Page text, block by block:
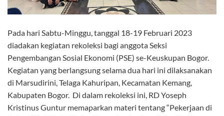
Pada hari Sabtu-Minggu, tanggal 18-19 Februari 2023
diadakan kegiatan rekoleksi bagi anggota Seksi
Pengembangan Sosial Ekonomi (PSE) se-Keuskupan Bogor.
Kegiatan yang berlangsung selama dua hari ini dilaksanakan
di Marsudirini, Telaga Kahuripan, Kecamatan Kemang,
Kabupaten Bogor. Di dalam rekoleksi ini, RD Yoseph
Kristinus Guntur memaparkan materi tentang “Pekerjaan di